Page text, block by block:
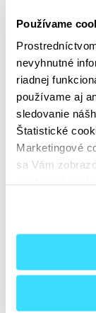
Používame
nevyhnutné
riadnej
používame aj
sledovanie
Štatistické
Marketingové
sa Vám
oblasti
skombinovať s
ktoré od Vás
V prípade
personalizovať
riaditeľa až po
týka
o polnoci. V
dokáže vyrátať
prinesie
systémom a
využíval aj pri
čas, aby ich
Vybral si
správu
ponúka. Appku,
firiem po celom